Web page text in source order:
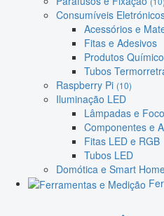
Consumíveis
Acessórios e
Fitas e Adesivos
Produtos
Tubos
Raspberry Pi (10)
Iluminação LED
Lâmpadas e
Componentes e
Fitas LED e RGB
Tubos LED
Domótica e Smart